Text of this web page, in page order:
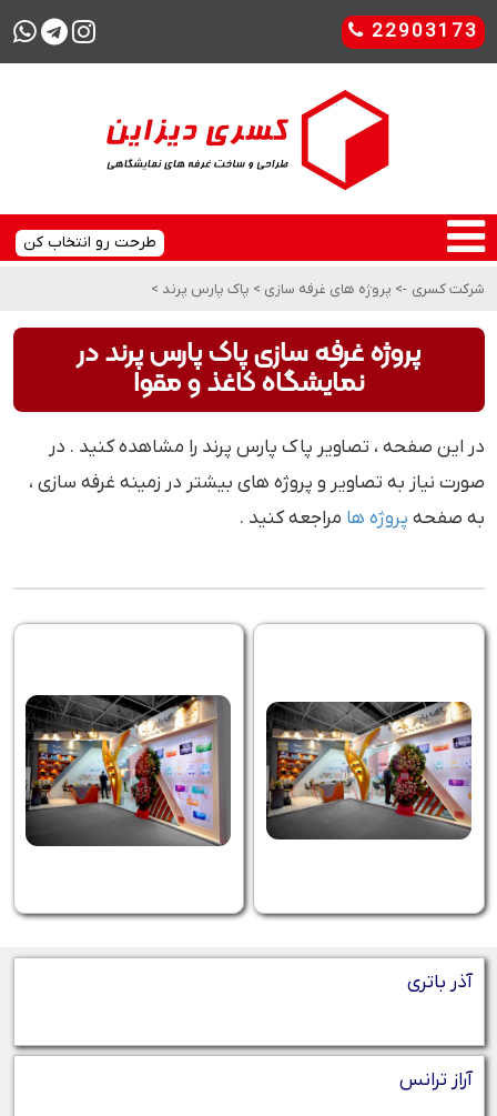
22903173
طرحت رو انتخاب کن
شرکت کسری -> پروژه های غرفه سازی > پاک پارس پرند >
پروژه غرفه سازی پاک پارس پرند در
نمایشگاه کاغذ و مقوا
در این صفحه ، تصاویر پاک پارس پرند را مشاهده کنید . در
صورت نیاز به تصاویر و پروژه های بیشتر در زمینه غرفه سازی ،
به صفحه پروژه ها مراجعه کنید .
آذر باتری
آراز ترانس